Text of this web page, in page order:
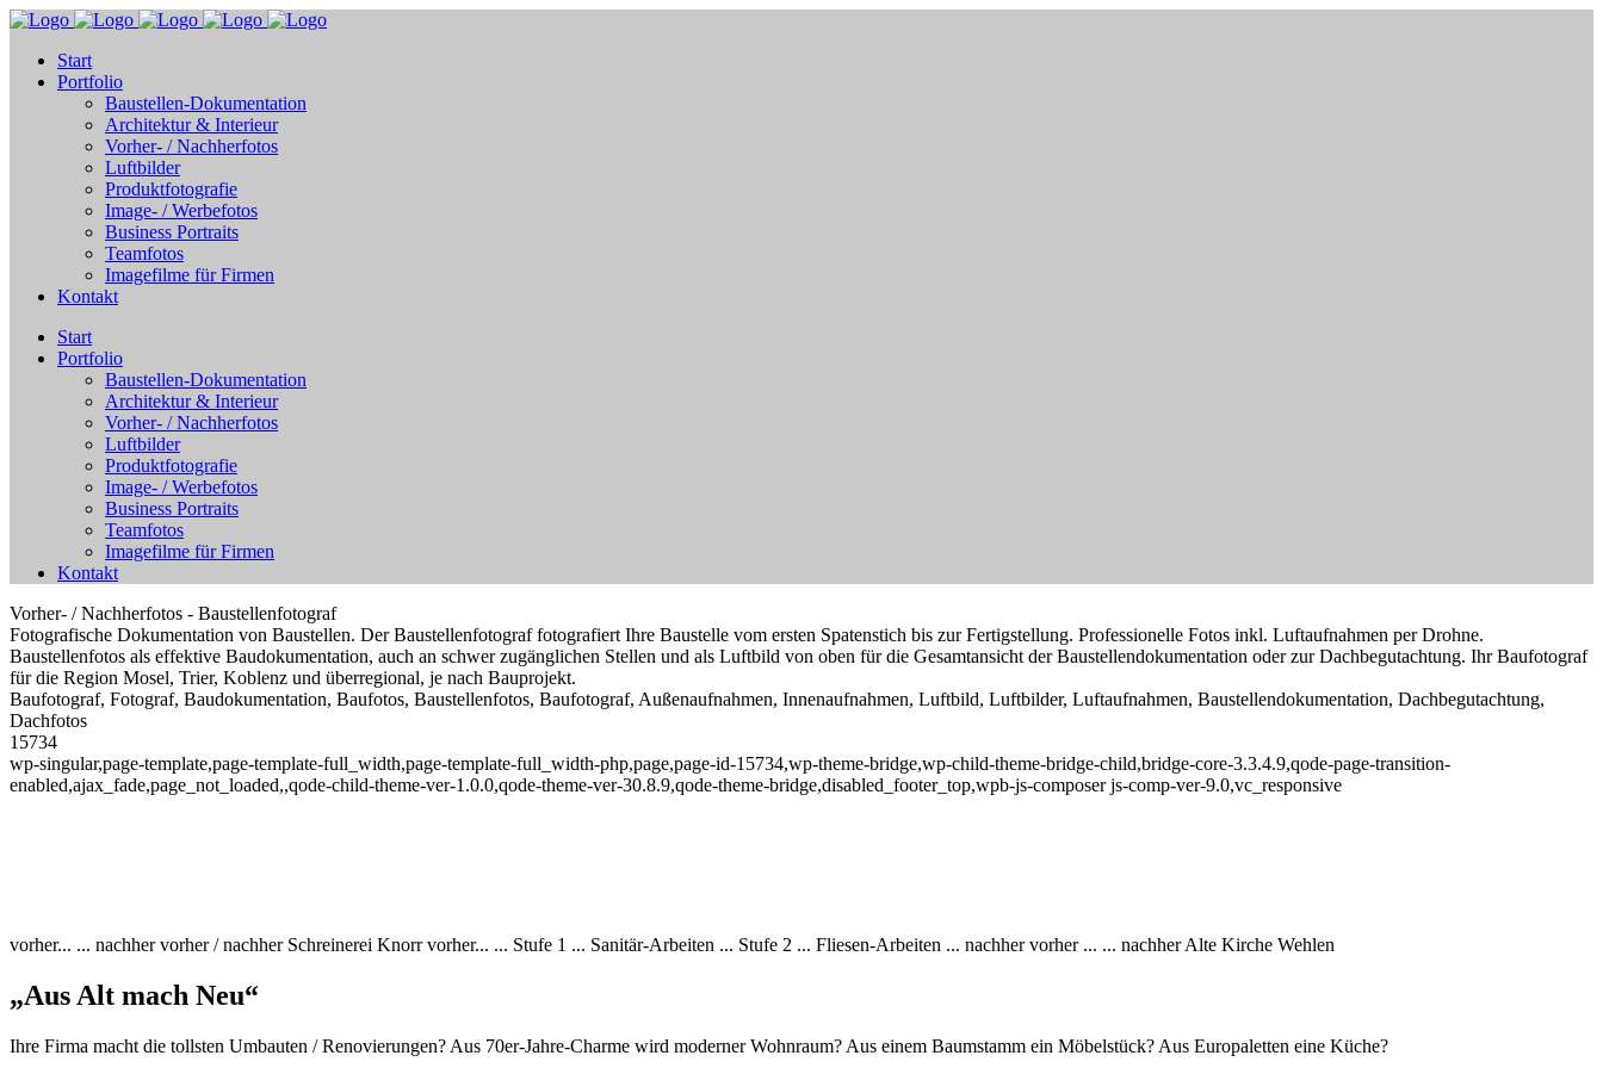
Start
Portfolio
Baustellen-Dokumentation
Architektur & Interieur
Vorher- / Nachherfotos
Luftbilder
Produktfotografie
Image- / Werbefotos
Business Portraits
Teamfotos
Imagefilme für Firmen
Kontakt
Start
Portfolio
Baustellen-Dokumentation
Architektur & Interieur
Vorher- / Nachherfotos
Luftbilder
Produktfotografie
Image- / Werbefotos
Business Portraits
Teamfotos
Imagefilme für Firmen
Kontakt
Vorher- / Nachherfotos - Baustellenfotograf
Fotografische Dokumentation von Baustellen. Der Baustellenfotograf fotografiert Ihre Baustelle vom ersten Spatenstich bis zur Fertigstellung. Professionelle Fotos inkl. Luftaufnahmen per Drohne.
Baustellenfotos als effektive Baudokumentation, auch an schwer zugänglichen Stellen und als Luftbild von oben für die Gesamtansicht der Baustellendokumentation oder zur Dachbegutachtung. Ihr Baufotograf
für die Region Mosel, Trier, Koblenz und überregional, je nach Bauprojekt.
Baufotograf, Fotograf, Baudokumentation, Baufotos, Baustellenfotos, Baufotograf, Außenaufnahmen, Innenaufnahmen, Luftbild, Luftbilder, Luftaufnahmen, Baustellendokumentation, Dachbegutachtung,
Dachfotos
15734
wp-singular,page-template,page-template-full_width,page-template-full_width-php,page,page-id-15734,wp-theme-bridge,wp-child-theme-bridge-child,bridge-core-3.3.4.9,qode-page-transition-
enabled,ajax_fade,page_not_loaded,,qode-child-theme-ver-1.0.0,qode-theme-ver-30.8.9,qode-theme-bridge,disabled_footer_top,wpb-js-composer js-comp-ver-9.0,vc_responsive
Vorher- / Nachherfotos
vorher... ... nachher vorher / nachher Schreinerei Knorr vorher... ... Stufe 1 ... Sanitär-Arbeiten ... Stufe 2 ... Fliesen-Arbeiten ... nachher vorher ... ... nachher Alte Kirche Wehlen
„Aus Alt mach Neu“
Ihre Firma macht die tollsten Umbauten / Renovierungen? Aus 70er-Jahre-Charme wird moderner Wohnraum? Aus einem Baumstamm ein Möbelstück? Aus Europaletten eine Küche?